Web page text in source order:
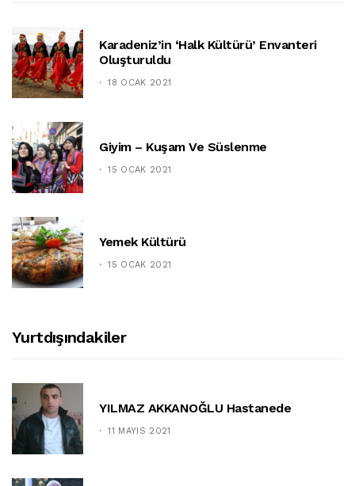
Karadeniz’in ‘halk Kültürü’ Envanteri
Oluşturuldu
18 OCAK 2021
Giyim – Kuşam Ve Süslenme
15 OCAK 2021
Yemek Kültürü
15 OCAK 2021
Yurtdışındakiler
YILMAZ AKKANOĞLU Hastanede
11 MAYIS 2021